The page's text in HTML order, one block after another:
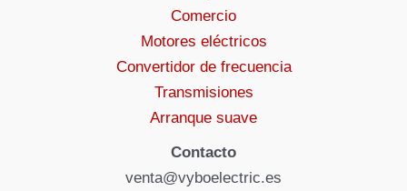
Comercio
Motores eléctricos
Convertidor de frecuencia
Transmisiones
Arranque suave
Contacto
venta@vyboelectric.es